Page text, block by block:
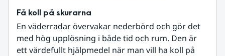
Få koll på skurarna
En väderradar övervakar nederbörd och gör det
med hög upplösning i både tid och rum. Den är
ett värdefullt hjälpmedel när man vill ha koll på